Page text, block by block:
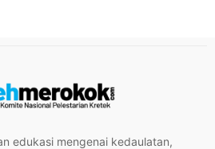
edukasi mengenai kedaulatan,